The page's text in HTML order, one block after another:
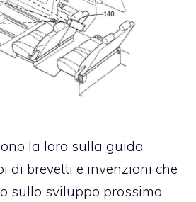
la loro sulla guida
di brevetti e invenzioni che
sullo sviluppo prossimo